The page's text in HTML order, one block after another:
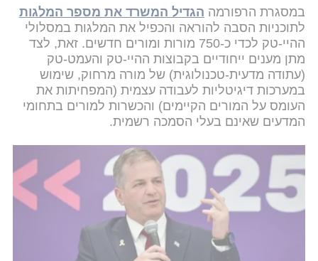
במסגרת הרפורמה הגדיל המשרד את מספר המלגות
לתוכניות הסבה להוראה והכפיל את המלגות במסלולי
ההיי-טק לכדי כ-750 מורות ומורים חדשים. זאת, לצד
מתן מענים ייחודיים בקבוצות ההיי-טק והעמט-טק
(עתודה מדעית-טכנולוגית) של מורה מרחוק, שימוש
במערכות דיגיטליות לעבודה עצמית (המפחיתות את
העומס על המורים הקיימים) והכשרות למורים בתחומי
המדעים שאינם בעלי הסמכה רשמית.